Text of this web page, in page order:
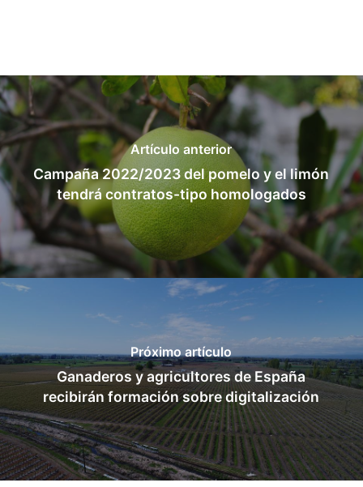
Artículo anterior
Campaña 2022/2023 del pomelo y el limón
tendrá contratos-tipo homologados
Próximo artículo
Ganaderos y agricultores de España
recibirán formación sobre digitalización